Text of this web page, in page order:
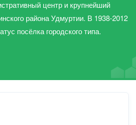
центр и крупнейший
района Удмуртии. В 1938-2012
посёлка городского типа.